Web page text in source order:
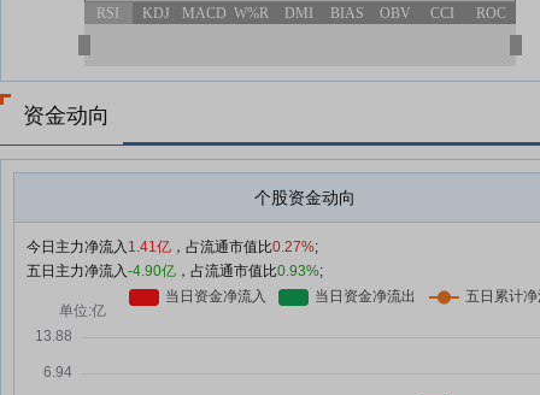
RSI KDJ MACD W%R DMI BIAS OBV CCI ROC
资金动向
个股资金动向
今日主力净流入 1.41亿 ，占流通市值比0.27%;
五日主力净流入-4.90亿 ，占流通市值比0.93%;